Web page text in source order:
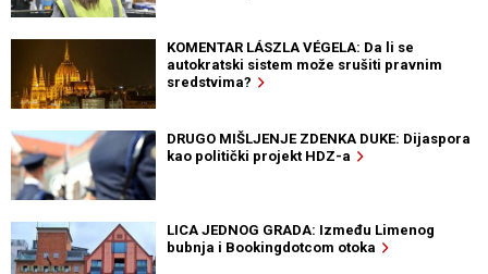
KOMENTAR LÁSZLA VÉGELA: Da li se
autokratski sistem može srušiti pravnim
sredstvima?
DRUGO MIŠLJENJE ZDENKA DUKE: Dijaspora
kao politički projekt HDZ-a
LICA JEDNOG GRADA: Između Limenog
bubnja i Bookingdotcom otoka